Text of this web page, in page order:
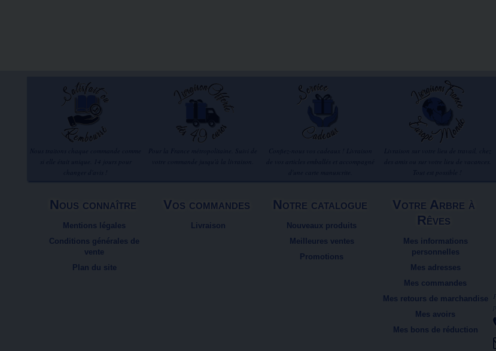
Nous connaître
Mentions légales
Conditions générales de
vente
Plan du site
Vos commandes
Livraison
Notre catalogue
Nouveaux produits
Meilleures ventes
Promotions
Votre Arbre à
Rêves
Mes informations
personnelles
Mes adresses
Mes commandes
Mes retours de marchandise
Mes avoirs
Mes bons de réduction